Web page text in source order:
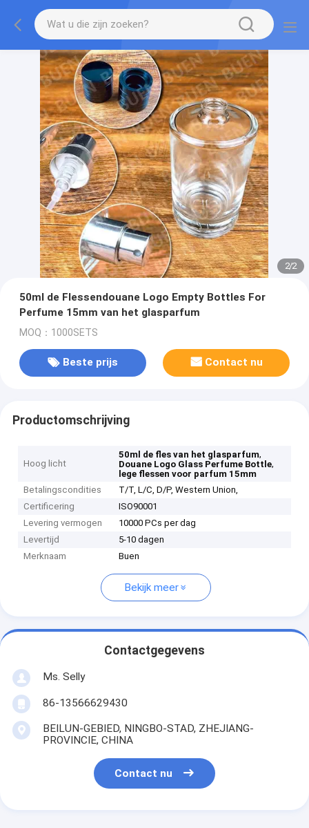
2/2
50ml de Flessendouane Logo Empty Bottles For
Perfume 15mm van het glasparfum
MOQ：1000SETS
Beste prijs Contact nu
Productomschrijving
Hoog licht
50ml de fles van het glasparfum,
Douane Logo Glass Perfume Bottle,
lege flessen voor parfum 15mm
Betalingscondities
T/T, L/C, D/P, Western Union,
Certificering
ISO90001
Levering vermogen
10000 PCs per dag
Levertijd
5-10 dagen
Merknaam
Buen
Bekijk meer
Contactgegevens
Ms. Selly
86-13566629430
BEILUN-GEBIED, NINGBO-STAD, ZHEJIANG-
PROVINCIE, CHINA
Contact nu